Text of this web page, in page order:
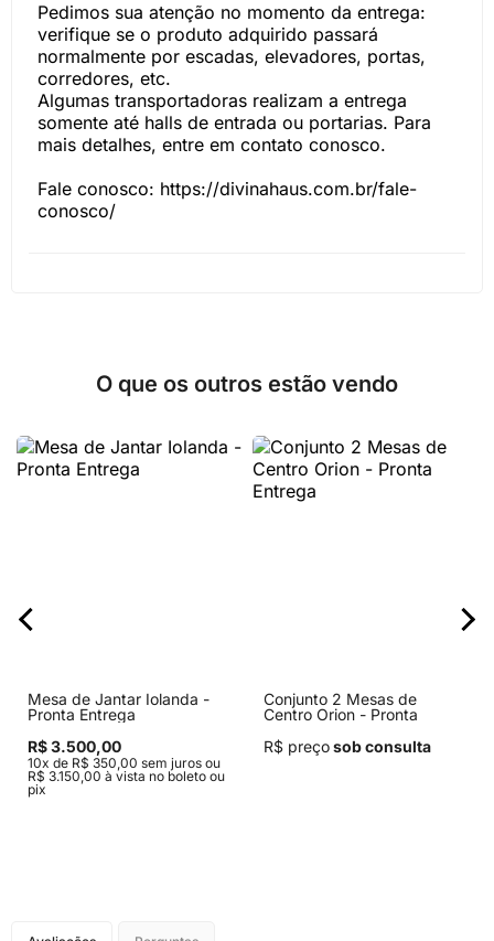
Pedimos sua atenção no momento da entrega:
verifique se o produto adquirido passará
normalmente por escadas, elevadores, portas,
corredores, etc.
Algumas transportadoras realizam a entrega
somente até halls de entrada ou portarias. Para
mais detalhes, entre em contato conosco.
Fale conosco: https://divinahaus.com.br/fale-
conosco/
O que os outros estão vendo
Mesa de Jantar Iolanda -
Pronta Entrega
R$ 3.500,00
10x de R$ 350,00 sem juros ou
R$ 3.150,00 à vista no boleto ou
pix
Conjunto 2 Mesas de
Centro Orion - Pronta
R$ preçosob consulta